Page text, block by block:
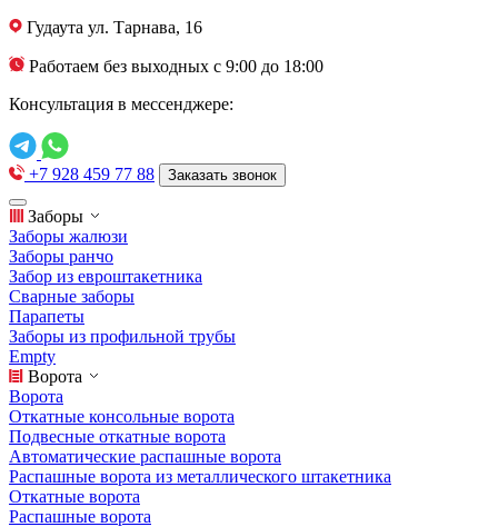
Гудаута ул. Тарнава, 16
Работаем без выходных с 9:00 до 18:00
Консультация в мессенджере:
+7 928 459 77 88 Заказать звонок
Заборы
Заборы жалюзи
Заборы ранчо
Забор из евроштакетника
Сварные заборы
Парапеты
Заборы из профильной трубы
Empty
Ворота
Ворота
Откатные консольные ворота
Подвесные откатные ворота
Автоматические распашные ворота
Распашные ворота из металлического штакетника
Откатные ворота
Распашные ворота